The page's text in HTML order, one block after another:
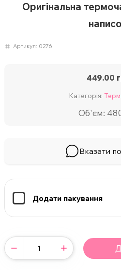
Оригінальна
Артикул: 0276
449.00
Категорія:
Об'єм:
Вказати
Додати пакування